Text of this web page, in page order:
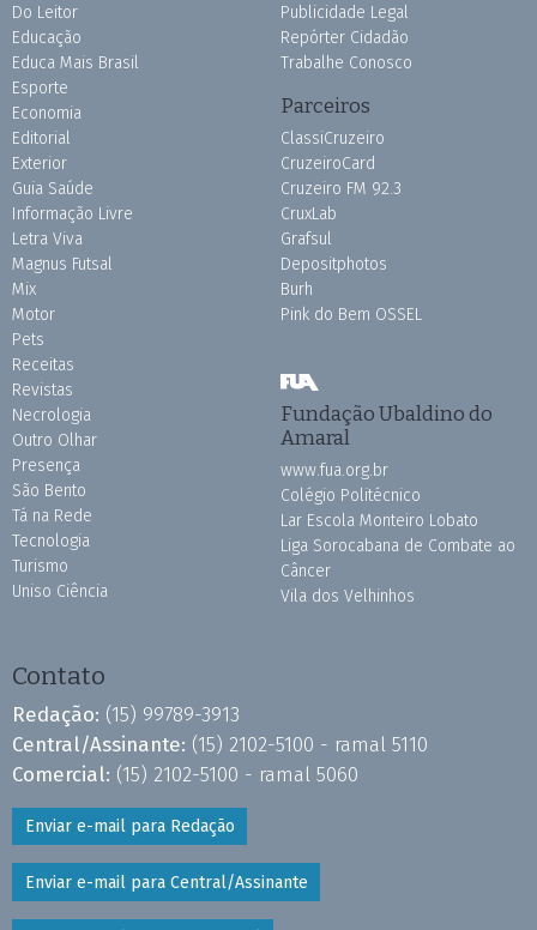
Do Leitor
Educação
Educa Mais Brasil
Esporte
Economia
Editorial
Exterior
Guia Saúde
Informação Livre
Letra Viva
Magnus Futsal
Mix
Motor
Pets
Receitas
Revistas
Necrologia
Outro Olhar
Presença
São Bento
Tá na Rede
Tecnologia
Turismo
Uniso Ciência
Publicidade Legal
Repórter Cidadão
Trabalhe Conosco
Parceiros
ClassiCruzeiro
CruzeiroCard
Cruzeiro FM 92.3
CruxLab
Grafsul
Depositphotos
Burh
Pink do Bem OSSEL
Fundação Ubaldino do
Amaral
www.fua.org.br
Colégio Politécnico
Lar Escola Monteiro Lobato
Liga Sorocabana de Combate ao
Câncer
Vila dos Velhinhos
Contato
Redação: (15) 99789-3913
Central/Assinante: (15) 2102-5100 - ramal 5110
Comercial: (15) 2102-5100 - ramal 5060
Enviar e-mail para Redação
Enviar e-mail para Central/Assinante